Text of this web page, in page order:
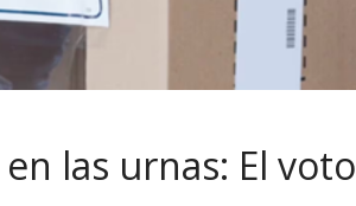
las urnas: El voto